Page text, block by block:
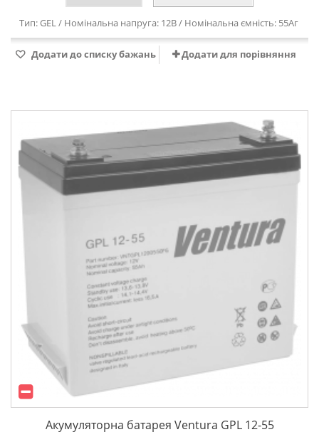
Тип: GEL / Номінальна напруга: 12В / Номінальна ємність: 55Аг
Додати до списку бажань Додати для порівняння
Акумуляторна батарея Ventura GPL 12-55